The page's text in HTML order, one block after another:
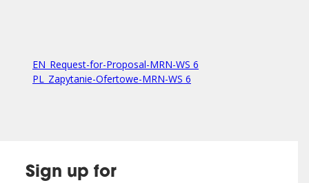
EN_Request-for-Proposal-MRN-WS 6
PL_Zapytanie-Ofertowe-MRN-WS 6
Sign up for